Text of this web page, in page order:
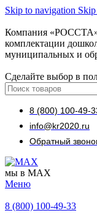
Skip to navigation
Компания
комплектации
муниципальных и
Сделайте выбор в
8 (800) 100-49-
info@kr2020.ru
Обратный
мы в MAX
Меню
8 (800) 100-49-33